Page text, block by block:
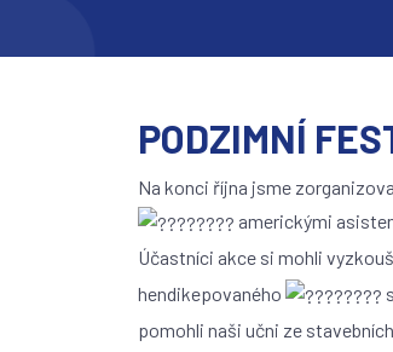
PODZIMNÍ
Na konci října jsme
americkými
Účastníci akce si mohli
hendikepovaného
pomohli naši učni ze